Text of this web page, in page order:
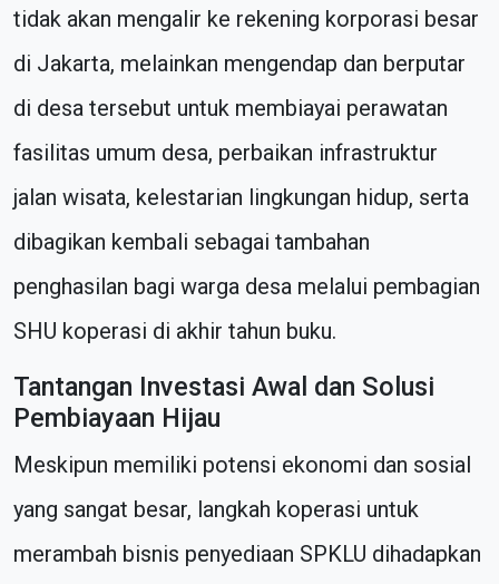
tidak akan mengalir ke rekening korporasi besar
di Jakarta, melainkan mengendap dan berputar
di desa tersebut untuk membiayai perawatan
fasilitas umum desa, perbaikan infrastruktur
jalan wisata, kelestarian lingkungan hidup, serta
dibagikan kembali sebagai tambahan
penghasilan bagi warga desa melalui pembagian
SHU koperasi di akhir tahun buku.
Tantangan Investasi Awal dan Solusi
Pembiayaan Hijau
Meskipun memiliki potensi ekonomi dan sosial
yang sangat besar, langkah koperasi untuk
merambah bisnis penyediaan SPKLU dihadapkan